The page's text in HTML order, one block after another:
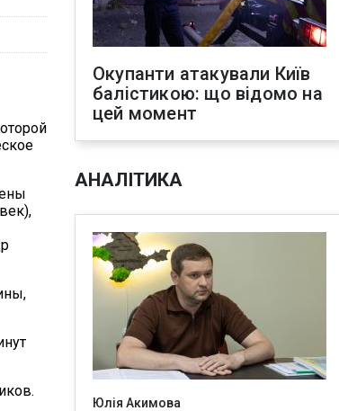
Окупанти атакували Київ
балістикою: що відомо на
цей момент
АНАЛІТИКА
Юлія Акимова